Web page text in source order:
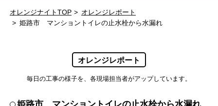
オレンジナイトTOP
オレンジレポート
姫路市 マンショントイレの止水栓から水漏れ
オレンジレポート
毎日の工事の様子を、各現場担当者がアップしています。
姫路市 マンショントイレの止水栓から水漏れ